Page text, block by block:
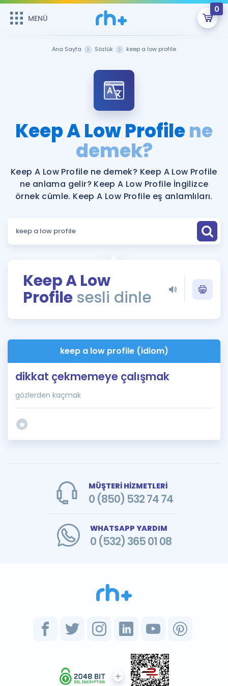
MENÜ
0
Şifremi Hatırlamıyorum
Sepetin Şu An Boş.
Remzi Hoca ile seni sınava hazırlayacak onlarca eğitim seni
bekliyor!
MENÜ
Katılımcı Görüşleri
Faydalı Araçlar
Ücretsiz Kaynaklar
Puan Hesaplama
ÖSYM Sınav Takvimi
Kampanyalar
İngilizce Gramer
Blog
İngilizce Gramer
Ana Sayfa Sözlük keep a low profile
Keep A Low Profilene
demek?
Keep A Low Profile ne demek? Keep A Low Profile
ne anlama gelir? Keep A Low Profile İngilizce
örnek cümle. Keep A Low Profile eş anlamlıları.
Keep A Low
Profile sesli dinle
keep a low profile (idiom)
dikkat çekmemeye çalışmak
gözlerden kaçmak
MÜŞTERİ HİZMETLERİ
0 (850) 532 74 74
WHATSAPP YARDIM
0 (532) 365 01 08